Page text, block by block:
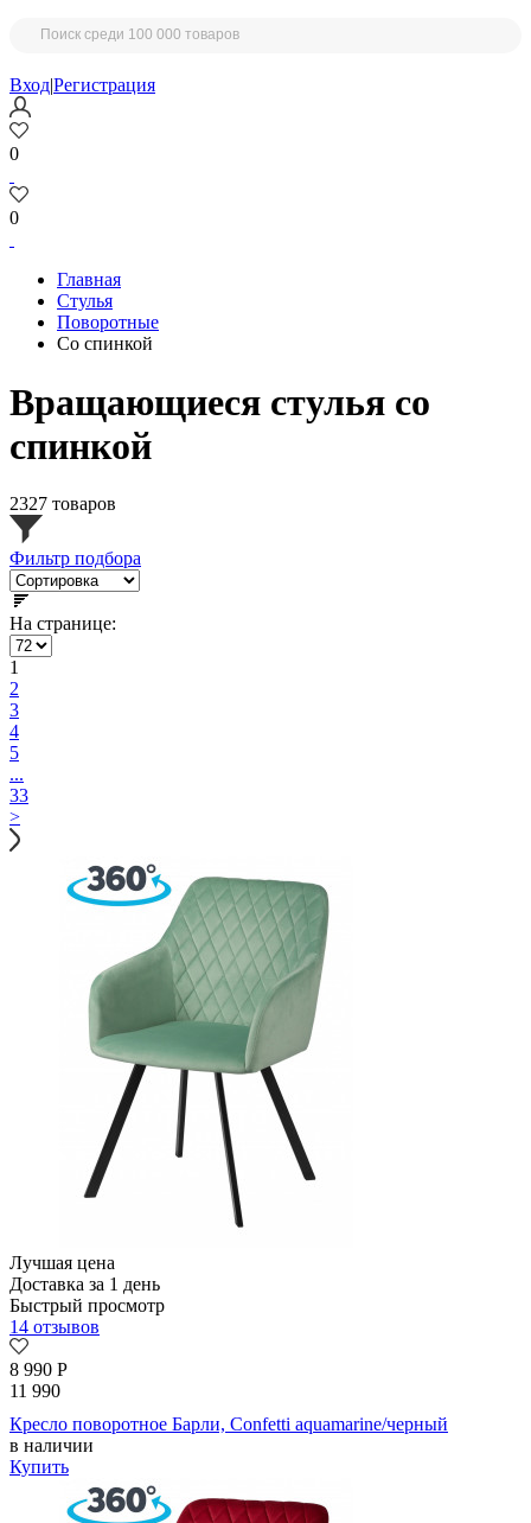
Вход|Регистрация
0
0
Главная
Стулья
Поворотные
Со спинкой
Вращающиеся стулья со
спинкой
2327 товаров
Фильтр подбора
На странице:
1
2
3
4
5
...
33
>
Лучшая цена
Доставка за 1 день
Быстрый просмотр
14 отзывов
8 990 Р
11 990
Кресло поворотное Барли, Confetti aquamarine/черный
в наличии
Купить